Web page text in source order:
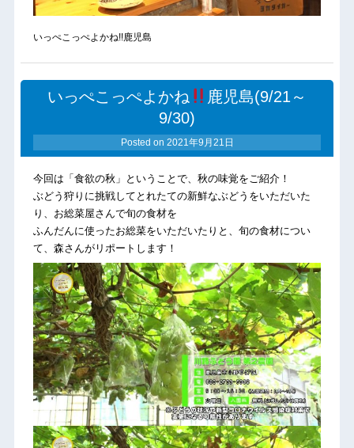
いっぺこっぺよかね!!鹿児島
いっぺこっぺよかね
鹿児島(9/21～
9/30)
Posted on 2021年9月21日
今回は「食欲の秋」ということで、秋の味覚をご紹介！
ぶどう狩りに挑戦してとれたての新鮮なぶどうをいただいた
り、お総菜屋さんで旬の食材を
ふんだんに使ったお総菜をいただいたりと、旬の食材につい
て、森さんがリポートします！